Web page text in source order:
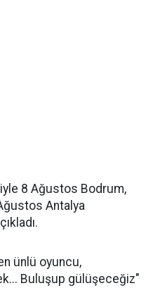
8 Ağustos Bodrum,
Antalya
ünlü oyuncu,
Buluşup gülüşeceğiz"